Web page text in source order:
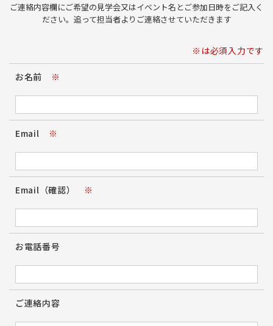
ご連絡内容欄にご希望の見学会又はイベント名とご参加日時をご記入く
ださい。追って担当者よりご連絡させていただきます
※は必須入力です
お名前 ※
Email ※
Email（確認） ※
お電話番号
ご連絡内容